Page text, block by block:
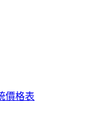
價格表